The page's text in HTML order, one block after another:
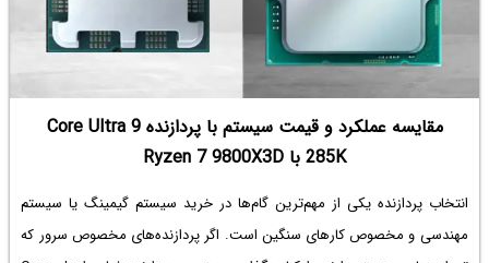
مقایسه عملکرد و قیمت سیستم با پردازنده Core Ultra 9
285K با Ryzen 7 9800X3D
انتخاب پردازنده یکی از مهم‌ترین گام‌ها در خرید سیستم گیمینگ یا سیستم
مهندسی و مخصوص کارهای سنگین است. اگر پردازنده‌های مخصوص سرور که